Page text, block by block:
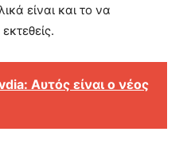
είναι και το να
Αυτός είναι ο νέος